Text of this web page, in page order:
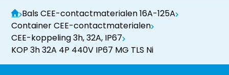
Bals CEE-contactmaterialen 16A-125A
Container CEE-contactmaterialen
CEE-koppeling 3h, 32A, IP67
KOP 3h 32A 4P 440V IP67 MG TLS Ni